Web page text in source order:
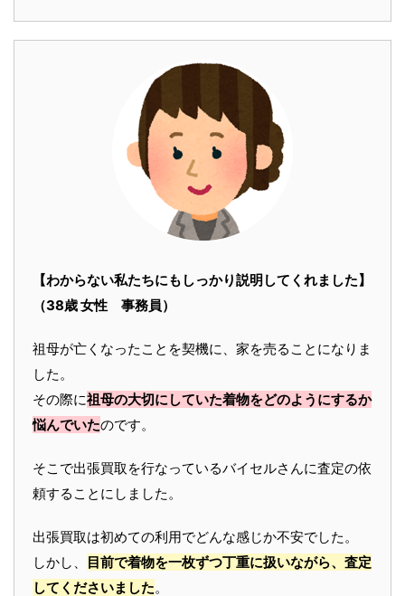
【わからない私たちにもしっかり説明してくれました】
（38歳 女性 事務員）
祖母が亡くなったことを契機に、家を売ることになりま
した。
その際に祖母の大切にしていた着物をどのようにするか
悩んでいたのです。
そこで出張買取を行なっているバイセルさんに査定の依
頼することにしました。
出張買取は初めての利用でどんな感じか不安でした。
しかし、
目前で着物を一枚ずつ丁重に扱いながら、査定
してくださいました。